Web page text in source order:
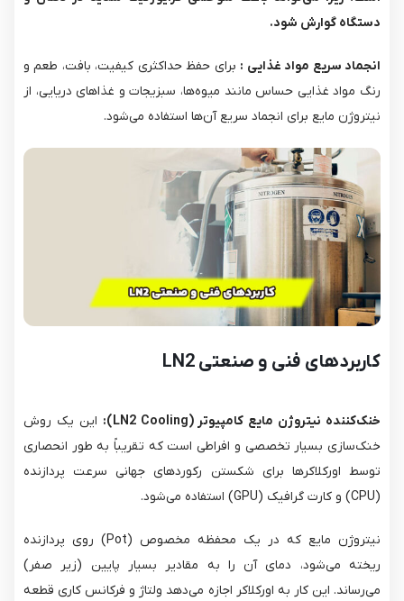
دستگاه گوارش شود.
انجماد سریع مواد غذایی : برای حفظ حداکثری کیفیت، بافت، طعم و
رنگ مواد غذایی حساس مانند میوه‌ها، سبزیجات و غذاهای دریایی، از
نیتروژن مایع برای انجماد سریع آن‌ها استفاده می‌شود.
کاربردهای فنی و صنعتی LN2
خنک‌کننده نیتروژن مایع کامپیوتر (LN2 Cooling):
این یک روش
خنک‌سازی بسیار تخصصی و افراطی است که تقریباً به طور انحصاری
توسط اورکلاکرها برای شکستن رکوردهای جهانی سرعت پردازنده
(CPU) و کارت گرافیک (GPU) استفاده می‌شود.
نیتروژن مایع که در یک محفظه مخصوص (Pot) روی پردازنده
ریخته می‌شود، دمای آن را به مقادیر بسیار پایین (زیر صفر)
می‌رساند. این کار به اورکلاکر اجازه می‌دهد ولتاژ و فرکانس کاری قطعه